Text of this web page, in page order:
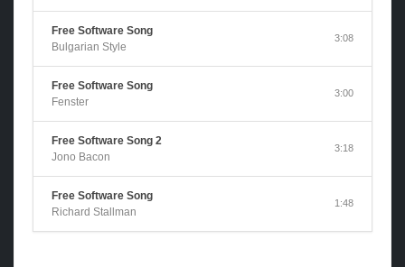
Free Software Song
Bulgarian Style
3:08
Free Software Song
Fenster
3:00
Free Software Song 2
Jono Bacon
3:18
Free Software Song
Richard Stallman
1:48